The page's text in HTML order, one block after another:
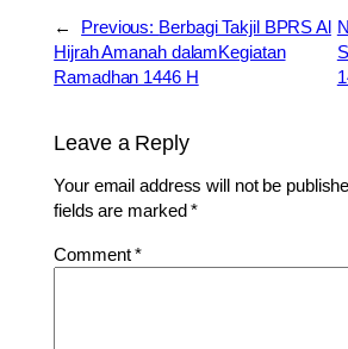
← Previous: Berbagi Takjil BPRS Al
Hijrah Amanah dalamKegiatan
Ramadhan 1446 H
Leave a Reply
Your email address will not be
fields are marked*
Comment*